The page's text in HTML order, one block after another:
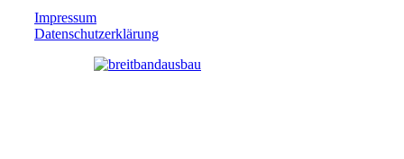
Impressum
Datenschutzerklärung